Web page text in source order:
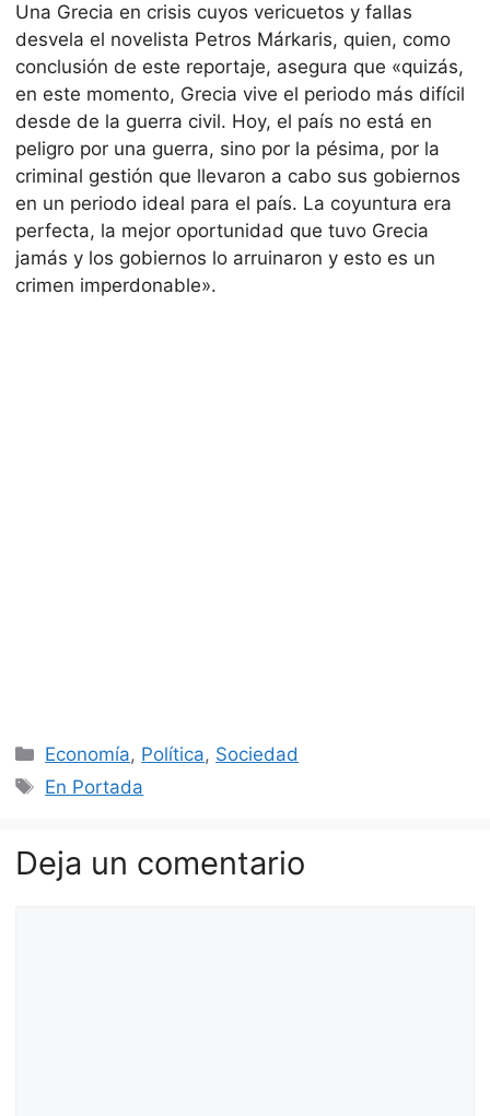
Una Grecia en crisis cuyos vericuetos y fallas
desvela el novelista Petros Márkaris, quien, como
conclusión de este reportaje, asegura que «quizás,
en este momento, Grecia vive el periodo más difícil
desde de la guerra civil. Hoy, el país no está en
peligro por una guerra, sino por la pésima, por la
criminal gestión que llevaron a cabo sus gobiernos
en un periodo ideal para el país. La coyuntura era
perfecta, la mejor oportunidad que tuvo Grecia
jamás y los gobiernos lo arruinaron y esto es un
crimen imperdonable».
Categorías
Economía, Política, Sociedad
Etiquetas
En Portada
Deja un comentario